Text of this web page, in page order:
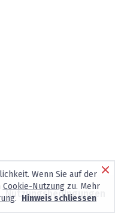
Nutzungsbedingungen
Wenn Sie auf der
Cookie-Nutzungzu. Mehr
. Hinweis schliessen